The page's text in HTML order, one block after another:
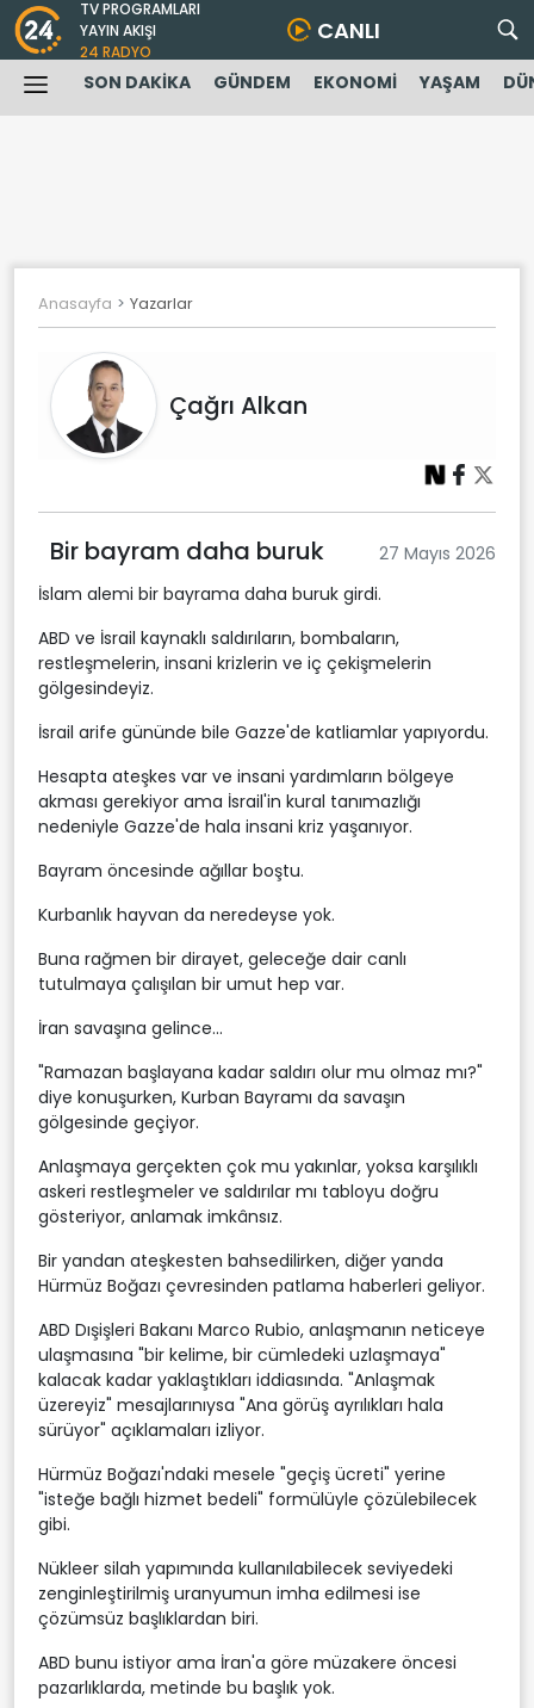
TV PROGRAMLARI
YAYIN AKIŞI
24 RADYO
CANLI
SON DAKİKA GÜNDEM EKONOMİ YAŞAM
Anasayfa Yazarlar
Çağrı Alkan
Bir bayram daha buruk
27 Mayıs 2026
İslam alemi bir bayrama daha buruk girdi.
ABD ve İsrail kaynaklı saldırıların, bombaların,
restleşmelerin, insani krizlerin ve iç çekişmelerin
gölgesindeyiz.
İsrail arife gününde bile Gazze'de katliamlar yapıyordu.
Hesapta ateşkes var ve insani yardımların bölgeye
akması gerekiyor ama İsrail'in kural tanımazlığı
nedeniyle Gazze'de hala insani kriz yaşanıyor.
Bayram öncesinde ağıllar boştu.
Kurbanlık hayvan da neredeyse yok.
Buna rağmen bir dirayet, geleceğe dair canlı
tutulmaya çalışılan bir umut hep var.
İran savaşına gelince...
"Ramazan başlayana kadar saldırı olur mu olmaz mı?"
diye konuşurken, Kurban Bayramı da savaşın
gölgesinde geçiyor.
Anlaşmaya gerçekten çok mu yakınlar, yoksa karşılıklı
askeri restleşmeler ve saldırılar mı tabloyu doğru
gösteriyor, anlamak imkânsız.
Bir yandan ateşkesten bahsedilirken, diğer yanda
Hürmüz Boğazı çevresinden patlama haberleri geliyor.
ABD Dışişleri Bakanı Marco Rubio, anlaşmanın neticeye
ulaşmasına "bir kelime, bir cümledeki uzlaşmaya"
kalacak kadar yaklaştıkları iddiasında. "Anlaşmak
üzereyiz" mesajlarınıysa "Ana görüş ayrılıkları hala
sürüyor" açıklamaları izliyor.
Hürmüz Boğazı'ndaki mesele "geçiş ücreti" yerine
"isteğe bağlı hizmet bedeli" formülüyle çözülebilecek
gibi.
Nükleer silah yapımında kullanılabilecek seviyedeki
zenginleştirilmiş uranyumun imha edilmesi ise
çözümsüz başlıklardan biri.
ABD bunu istiyor ama İran'a göre müzakere öncesi
pazarlıklarda, metinde bu başlık yok.